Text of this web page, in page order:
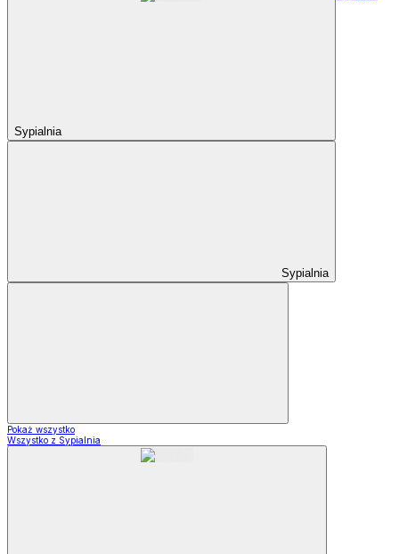
Sypialnia
Sypialnia
Pokaż wszystko
Wszystko z Sypialnia